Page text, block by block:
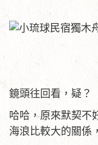
鏡頭往回看，疑？
哈哈，原來默契不
海浪比較大的關係